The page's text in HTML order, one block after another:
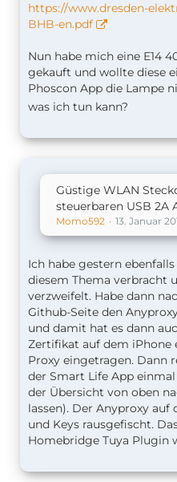
https://www.dresden-
BHB-en.pdf
Nun habe mich eine E14
gekauft und wollte diese
Phoscon App die Lampe
was ich tun kann?
Güstige WLAN
steuerbaren USB 2A
Momo592 13. Januar
Ich habe gestern
diesem Thema verbracht
verzweifelt. Habe dann
Github-Seite den
und damit hat es dann
Zertifikat auf dem iPhone
Proxy eingetragen. Dann
der Smart Life App
der Übersicht von oben
lassen). Der Anyproxy
und Keys rausgefischt.
Homebridge Tuya Plugin